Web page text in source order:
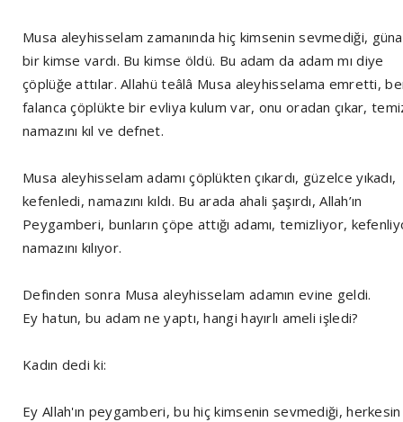
Musa aleyhisselam zamanında hiç kimsenin sevmediği,
bir kimse vardı. Bu kimse öldü. Bu adam da adam mı diye
çöplüğe attılar. Allahü teâlâ Musa aleyhisselama emretti,
falanca çöplükte bir evliya kulum var, onu oradan çıkar,
namazını kıl ve defnet.
Musa aleyhisselam adamı çöplükten çıkardı, güzelce yıkadı,
kefenledi, namazını kıldı. Bu arada ahali şaşırdı, Allah’ın
Peygamberi, bunların çöpe attığı adamı, temizliyor,
namazını kılıyor.
Definden sonra Musa aleyhisselam adamın evine geldi.
Ey hatun, bu adam ne yaptı, hangi hayırlı ameli işledi?
Kadın dedi ki:
Ey Allah'ın peygamberi, bu hiç kimsenin sevmediği, herkesin